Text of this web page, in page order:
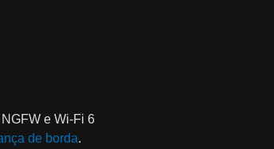
e Wi‑Fi 6
de borda.